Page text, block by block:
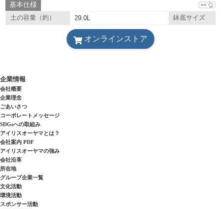
基本仕様
土の容量（約） 29.0L 鉢底サイズ
オンラインストア
企業情報
会社概要
企業理念
ごあいさつ
コーポレートメッセージ
SDGsへの取組み
アイリスオーヤマとは？
会社案内 PDF
アイリスオーヤマの強み
会社沿革
所在地
グループ企業一覧
文化活動
環境活動
スポンサー活動